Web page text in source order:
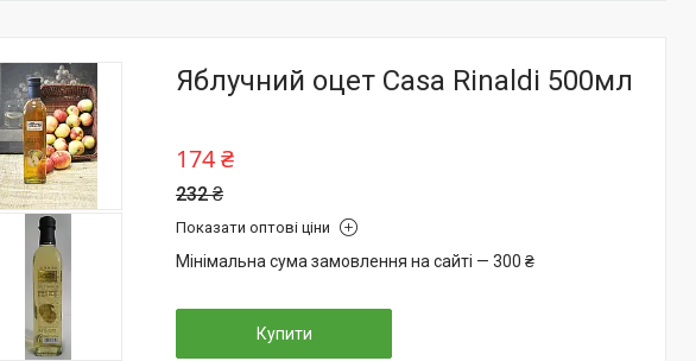
Яблучний оцет Casa Rinaldi 500мл
232 ₴
174 ₴
Показати оптові ціни
Мінімальна сума замовлення на сайті — 300 ₴
Купити